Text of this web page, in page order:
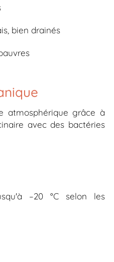
bien drainés
atmosphérique grâce à
avec des bactéries
–20 °C selon les